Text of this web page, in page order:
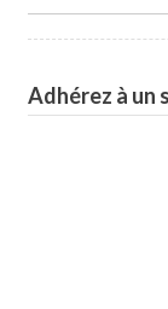
Adhérez à